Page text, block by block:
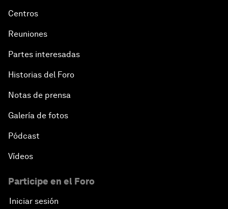
Centros
Reuniones
Partes interesadas
Historias del Foro
Notas de prensa
Galería de fotos
Pódcast
Vídeos
Participe en el Foro
Iniciar sesión